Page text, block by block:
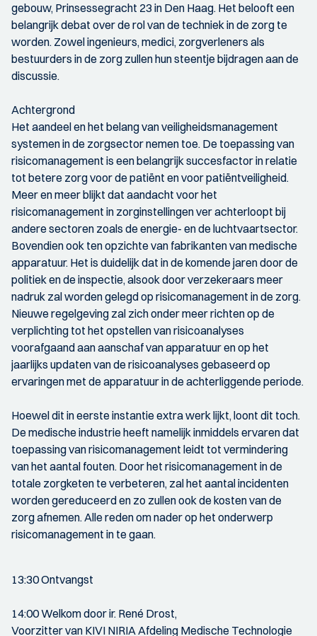
gebouw, Prinsessegracht 23 in Den Haag. Het belooft een
belangrijk debat over de rol van de techniek in de zorg te
worden. Zowel ingenieurs, medici, zorgverleners als
bestuurders in de zorg zullen hun steentje bijdragen aan de
discussie.
Achtergrond
Het aandeel en het belang van veiligheidsmanagement
systemen in de zorgsector nemen toe. De toepassing van
risicomanagement is een belangrijk succesfactor in relatie
tot betere zorg voor de patiënt en voor patiëntveiligheid.
Meer en meer blijkt dat aandacht voor het
risicomanagement in zorginstellingen ver achterloopt bij
andere sectoren zoals de energie- en de luchtvaartsector.
Bovendien ook ten opzichte van fabrikanten van medische
apparatuur. Het is duidelijk dat in de komende jaren door de
politiek en de inspectie, alsook door verzekeraars meer
nadruk zal worden gelegd op risicomanagement in de zorg.
Nieuwe regelgeving zal zich onder meer richten op de
verplichting tot het opstellen van risicoanalyses
voorafgaand aan aanschaf van apparatuur en op het
jaarlijks updaten van de risicoanalyses gebaseerd op
ervaringen met de apparatuur in de achterliggende periode.
Hoewel dit in eerste instantie extra werk lijkt, loont dit toch.
De medische industrie heeft namelijk inmiddels ervaren dat
toepassing van risicomanagement leidt tot vermindering
van het aantal fouten. Door het risicomanagement in de
totale zorgketen te verbeteren, zal het aantal incidenten
worden gereduceerd en zo zullen ook de kosten van de
zorg afnemen. Alle reden om nader op het onderwerp
risicomanagement in te gaan.
13:30 Ontvangst
14:00 Welkom door ir. René Drost,
Voorzitter van KIVI NIRIA Afdeling Medische Technologie